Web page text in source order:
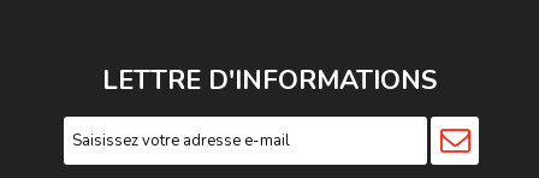
LETTRE D'INFORMATIONS